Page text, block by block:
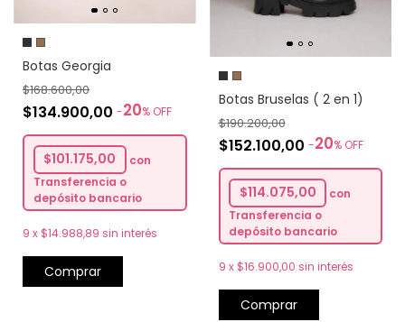
Botas Georgia
$134.900,00 -20% OFF
$168.600,00
$101.175,00
con
Transferencia o
depósito bancario
9 x $14.988,89 sin interés
Comprar
Botas Bruselas ( 2 en 1)
$152.100,00 -20% OFF
$190.200,00
$114.075,00
con
Transferencia o
depósito bancario
9 x $16.900,00 sin interés
Comprar